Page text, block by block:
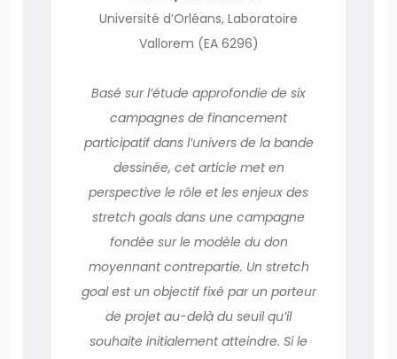
Université d’Orléans, Laboratoire
Vallorem (EA 6296)
Basé sur l’étude approfondie de six
campagnes de financement
participatif dans l’univers de la bande
dessinée, cet article met en
perspective le rôle et les enjeux des
stretch goals dans une campagne
fondée sur le modèle du don
moyennant contrepartie. Un stretch
goal est un objectif fixé par un porteur
de projet au-delà du seuil qu’il
souhaite initialement atteindre. Si le